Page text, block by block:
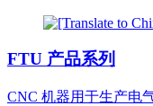
FTU 产品系列
CNC 机器用于生产电